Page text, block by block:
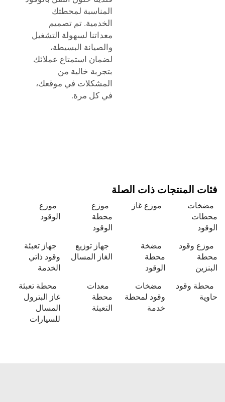
المناسبة لمحطتك
الخدمية. تم تصميم
معداتنا لسهولة التشغيل
والصيانة البسيطة،
لضمان استمتاع عملائك
بتجربة خالية من
المشكلات في موقعك،
في كل مرة.
فئات المنتجات ذات الصلة
مضخات
محطات
الوقود
موزع غاز
موزع
محطة
الوقود
موزع
الوقود
موزع وقود
محطة
البنزين
مضخة
محطة
الوقود
جهاز توزيع
الغاز المسال
جهاز تعبئة
وقود ذاتي
الخدمة
محطة وقود
حاوية
مضخات
وقود لمحطة
خدمة
معدات
محطة
التعبئة
محطة تعبئة
غاز البترول
المسال
للسيارات